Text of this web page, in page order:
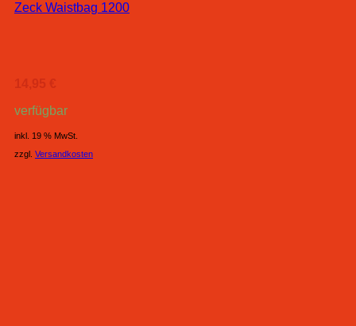
Zeck Waistbag 1200
14,95 €
verfügbar
inkl. 19 % MwSt.
zzgl. Versandkosten